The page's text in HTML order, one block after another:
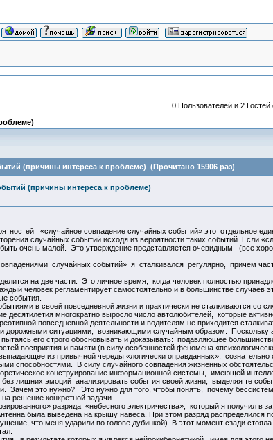
0 Пользователей и 2 Гостей
(причины интереса к проблеме) (Прочитано 15906 раз)
(причины интереса к проблеме)
«случайное совпадение случайных событий» это отдельное
случайных событий исходя из вероятности таких событий. Если
быть очень малой. Это утверждение представляется очевидным (все
случайных событий» я сталкивался регулярно, причём
на две части. Это личное время, когда человек полностью
человек регламентирует самостоятельно и в большинстве случаев
события.
в своей повседневной жизни и практически не сталкиваются со
десятилетия многократно выросло число автолюбителей, которые
повседневной деятельности и водителям не приходится
дорожными ситуациями, возникающими случайным образом. Поскольку
его строго обосновывать и доказывать: подавляющее
восприятия и памяти (в силу особенностей феномена
из привычной череды «логически оправданных»,
способностями. В силу случайного совпадения жизненных
конструирование информационной системы, имеющей
без лишних эмоций анализировать события своей жизни, выделяя те
это нужно? Это нужно для того, чтобы понять, почему
решение конкретной задачи.
разряда «небесного электричества», который я получил в
была выведена на крышу навеса. При этом разряд распределился
что меня ударили по голове дубинкой). В этот момент сзади